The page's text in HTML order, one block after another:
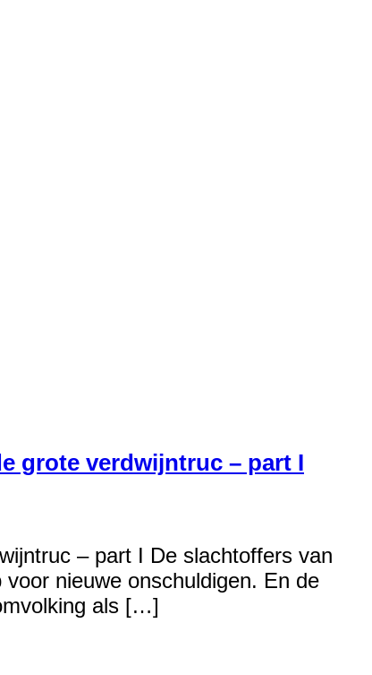
grote verdwijntruc – part I
– part I De slachtoffers van
nieuwe onschuldigen. En de
als […]